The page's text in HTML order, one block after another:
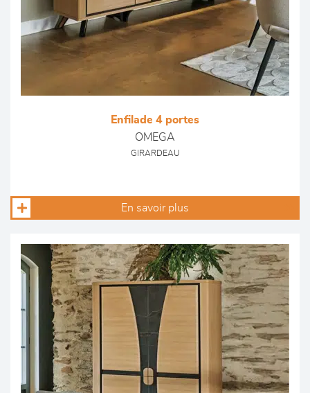
Enfilade 4 portes
OMEGA
GIRARDEAU
En savoir plus